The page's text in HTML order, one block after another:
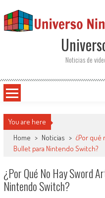
Noticias de
You are here
Home > Noticias > ¿Por qué
Bullet para Nintendo Switch?
¿Por Qué No Hay Sword
Nintendo Switch?